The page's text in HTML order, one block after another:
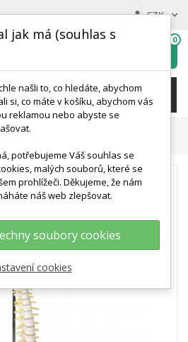
CZK
wishlist
0
Modely Páteře
jak má (souhlas s
našli to, co hledáte, abychom
si, co máte v košíku, abychom vás
reklamou nebo abyste se
potřebujeme Váš souhlas se
malých souborů, které se
prohlížeči. Děkujeme, že nám
náš web zlepšovat.
soubory cookies
cookies